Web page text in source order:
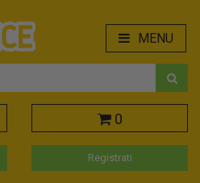
MENU
0
Registrati